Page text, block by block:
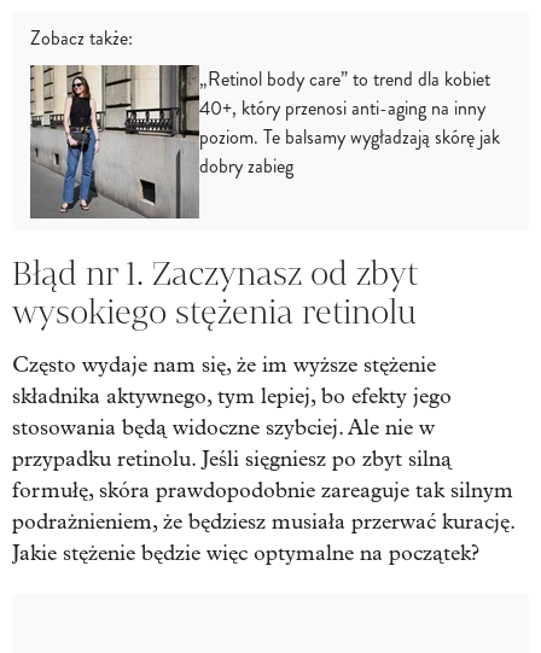
Zobacz także:
„Retinol body care” to trend dla kobiet
40+, który przenosi anti-aging na inny
poziom. Te balsamy wygładzają skórę jak
dobry zabieg
Błąd nr 1. Zaczynasz od zbyt
wysokiego stężenia retinolu
Często wydaje nam się, że im wyższe stężenie
składnika aktywnego, tym lepiej, bo efekty jego
stosowania będą widoczne szybciej. Ale nie w
przypadku retinolu. Jeśli sięgniesz po zbyt silną
formułę, skóra prawdopodobnie zareaguje tak silnym
podrażnieniem, że będziesz musiała przerwać kurację.
Jakie stężenie będzie więc optymalne na początek?